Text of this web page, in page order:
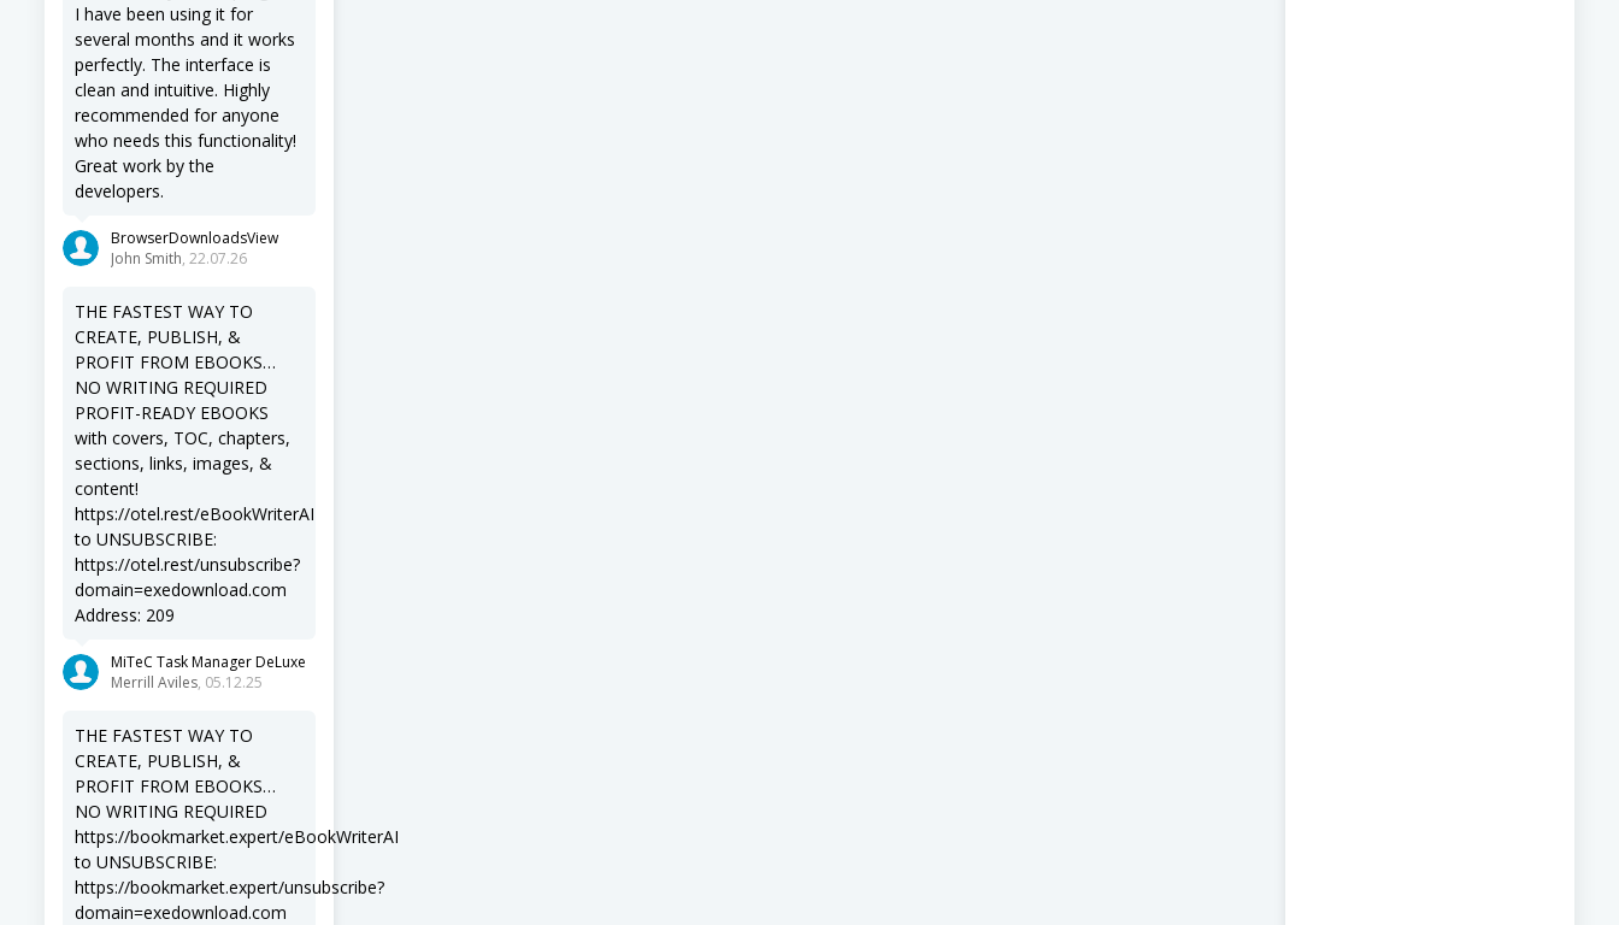
I have been using it for
several months and it works
perfectly. The interface is
clean and intuitive. Highly
recommended for anyone
who needs this functionality!
Great work by the
developers.
BrowserDownloadsView
John Smith, 22.07.26
THE FASTEST WAY TO
CREATE, PUBLISH, &
PROFIT FROM EBOOKS…
NO WRITING REQUIRED
PROFIT-READY EBOOKS
with covers, TOC, chapters,
sections, links, images, &
content!
https://otel.rest/eBookWriterAI
to UNSUBSCRIBE:
https://otel.rest/unsubscribe?
domain=exedownload.com
Address: 209
MiTeC Task Manager DeLuxe
Merrill Aviles, 05.12.25
THE FASTEST WAY TO
CREATE, PUBLISH, &
PROFIT FROM EBOOKS…
NO WRITING REQUIRED
https://bookmarket.expert/eBookWriterAI
to UNSUBSCRIBE:
https://bookmarket.expert/unsubscribe?
domain=exedownload.com